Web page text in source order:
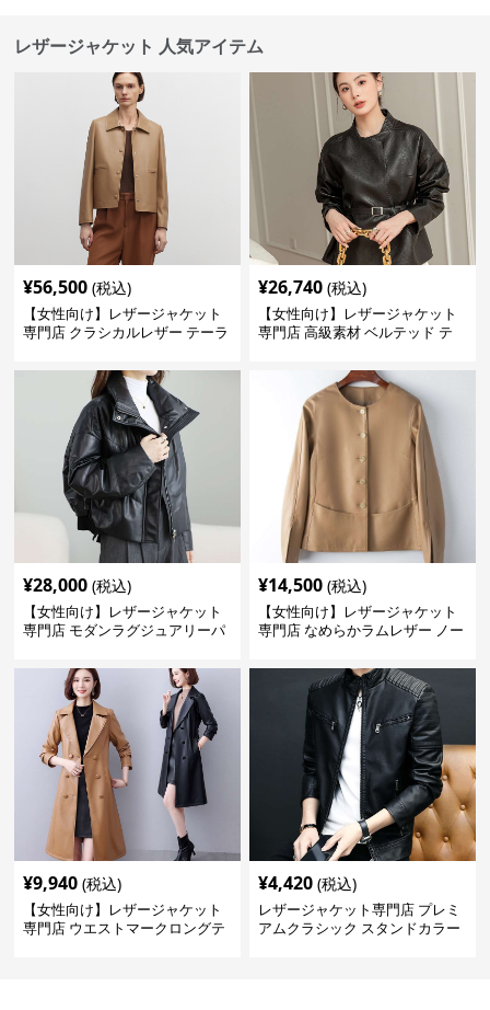
レザージャケット 人気アイテム
¥56,500 (税込)
【女性向け】レザージャケット
専門店 クラシカルレザー テーラ
¥26,740 (税込)
【女性向け】レザージャケット
専門店 高級素材 ベルテッド テ
¥28,000 (税込)
【女性向け】レザージャケット
専門店 モダンラグジュアリーパ
¥14,500 (税込)
【女性向け】レザージャケット
専門店 なめらかラムレザー ノー
¥9,940 (税込)
【女性向け】レザージャケット
専門店 ウエストマークロングテ
¥4,420 (税込)
レザージャケット専門店 プレミ
アムクラシック スタンドカラー